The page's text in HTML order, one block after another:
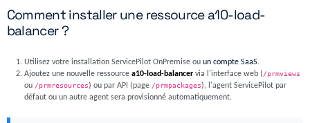
Comment installer une ressource a10-load-
balancer ?
Utilisez votre installation ServicePilot OnPremise ouun compte SaaS.
Ajoutez une nouvelle ressourcea10-load-balancer via l'interface web (/prmviews
ou /prmresources) ou par API (page /prmpackages), l'agent ServicePilot par
défaut ou un autre agent sera provisionné automatiquement.